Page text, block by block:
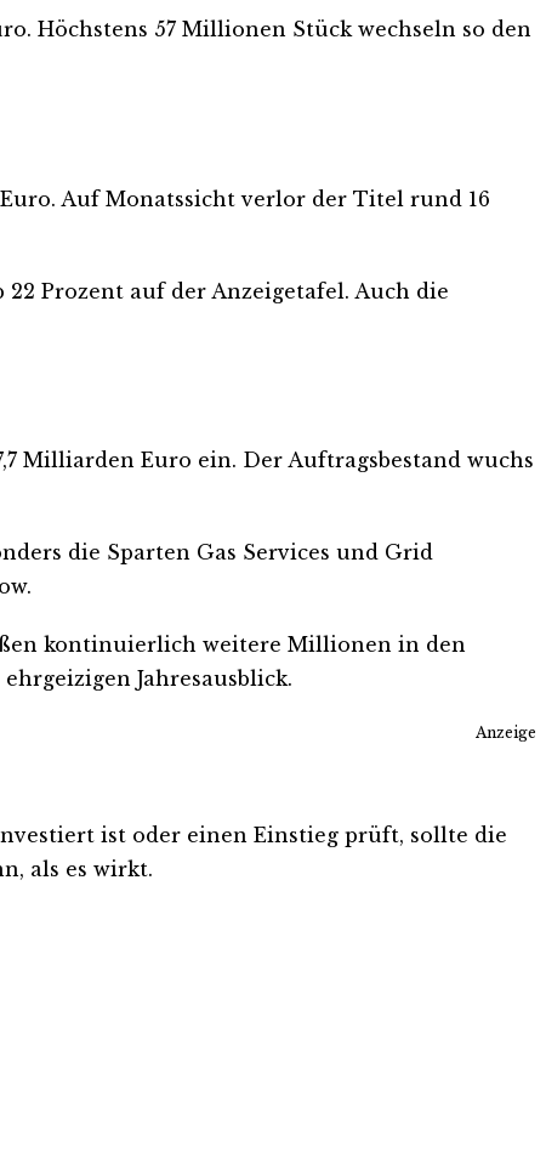
Höchstens 57 Millionen Stück wechseln so den
Auf Monatssicht verlor der Titel rund 16
Prozent auf der Anzeigetafel. Auch die
Milliarden Euro ein. Der Auftragsbestand wuchs
die Sparten Gas Services und Grid
kontinuierlich weitere Millionen in den
Jahresausblick.
Anzeige
ist oder einen Einstieg prüft, sollte die
als es wirkt.